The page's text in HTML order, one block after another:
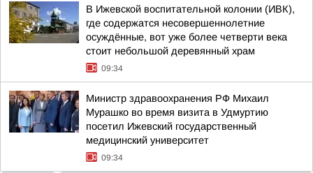
В Ижевской воспитательной колонии (ИВК),
где содержатся несовершеннолетние
осуждённые, вот уже более четверти века
стоит небольшой деревянный храм
09:34
Министр здравоохранения РФ Михаил
Мурашко во время визита в Удмуртию
посетил Ижевский государственный
медицинский университет
09:34